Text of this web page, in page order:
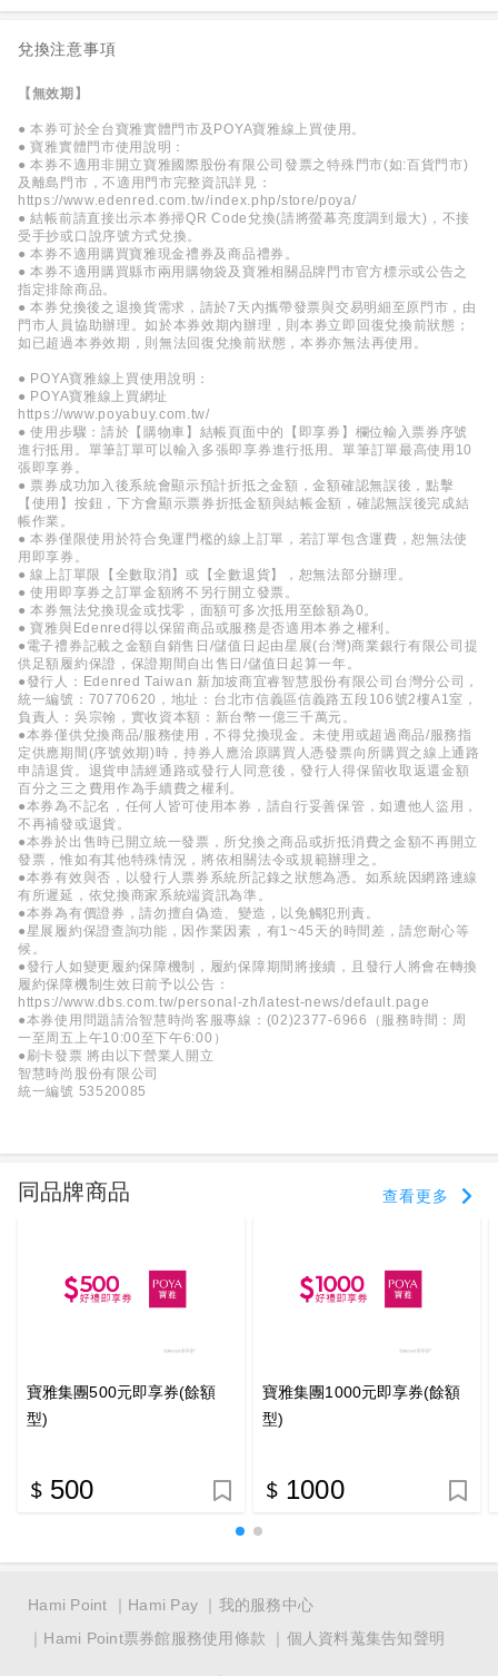
兌換注意事項
【無效期】
● 本券可於全台寶雅實體門市及POYA寶雅線上買使用。
● 寶雅實體門市使用說明：
● 本券不適用非開立寶雅國際股份有限公司發票之特殊門市(如:百貨門市)
及離島門市，不適用門市完整資訊詳見：
https://www.edenred.com.tw/index.php/store/poya/
● 結帳前請直接出示本券掃QR Code兌換(請將螢幕亮度調到最大)，不接
受手抄或口說序號方式兌換。
● 本券不適用購買寶雅現金禮券及商品禮券。
● 本券不適用購買縣市兩用購物袋及寶雅相關品牌門市官方標示或公告之
指定排除商品。
● 本券兌換後之退換貨需求，請於7天內攜帶發票與交易明細至原門市，由
門市人員協助辦理。如於本券效期內辦理，則本券立即回復兌換前狀態；
如已超過本券效期，則無法回復兌換前狀態，本券亦無法再使用。
● POYA寶雅線上買使用說明：
● POYA寶雅線上買網址
https://www.poyabuy.com.tw/
● 使用步驟：請於【購物車】結帳頁面中的【即享券】欄位輸入票券序號
進行抵用。單筆訂單可以輸入多張即享券進行抵用。單筆訂單最高使用10
張即享券。
● 票券成功加入後系統會顯示預計折抵之金額，金額確認無誤後，點擊
【使用】按鈕，下方會顯示票券折抵金額與結帳金額，確認無誤後完成結
帳作業。
● 本券僅限使用於符合免運門檻的線上訂單，若訂單包含運費，恕無法使
用即享券。
● 線上訂單限【全數取消】或【全數退貨】，恕無法部分辦理。
● 使用即享券之訂單金額將不另行開立發票。
● 本券無法兌換現金或找零，面額可多次抵用至餘額為0。
● 寶雅與Edenred得以保留商品或服務是否適用本券之權利。
●電子禮券記載之金額自銷售日/儲值日起由星展(台灣)商業銀行有限公司提
供足額履約保證，保證期間自出售日/儲值日起算一年。
●發行人：Edenred Taiwan 新加坡商宜睿智慧股份有限公司台灣分公司，
統一編號：70770620，地址：台北市信義區信義路五段106號2樓A1室，
負責人：吳宗翰，實收資本額：新台幣一億三千萬元。
●本券僅供兌換商品/服務使用，不得兌換現金。未使用或超過商品/服務指
定供應期間(序號效期)時，持券人應洽原購買人憑發票向所購買之線上通路
申請退貨。退貨申請經通路或發行人同意後，發行人得保留收取返還金額
百分之三之費用作為手續費之權利。
●本券為不記名，任何人皆可使用本券，請自行妥善保管，如遭他人盜用，
不再補發或退貨。
●本券於出售時已開立統一發票，所兌換之商品或折抵消費之金額不再開立
發票，惟如有其他特殊情況，將依相關法令或規範辦理之。
●本券有效與否，以發行人票券系統所記錄之狀態為憑。如系統因網路連線
有所遲延，依兌換商家系統端資訊為準。
●本券為有價證券，請勿擅自偽造、變造，以免觸犯刑責。
●星展履約保證查詢功能，因作業因素，有1~45天的時間差，請您耐心等
候。
●發行人如變更履約保障機制，履約保障期間將接續，且發行人將會在轉換
履約保障機制生效日前予以公告：
https://www.dbs.com.tw/personal-zh/latest-news/default.page
●本券使用問題請洽智慧時尚客服專線：(02)2377-6966（服務時間：周
一至周五上午10:00至下午6:00）
●刷卡發票 將由以下營業人開立
智慧時尚股份有限公司
統一編號 53520085
同品牌商品 查看更多
寶雅集團500元即享券(餘額
型)
500
寶雅集團1000元即享券(餘額
型)
1000
Hami Point Hami Pay
我的服務中心
Hami Point票券館服務使用條款
個人資料蒐集告知聲明